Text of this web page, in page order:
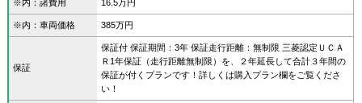
※内：諸費用 16.5万円
※内：車両価格 385万円
保証
保証付 保証期間：3年 保証走行距離：無制限 三菱認定ＵＣＡ
Ｒ1年保証（走行距離無制限）を、２年延長して合計３年間の
保証が付くプランです！詳しくは購入プラン欄をご覧くださ
い！